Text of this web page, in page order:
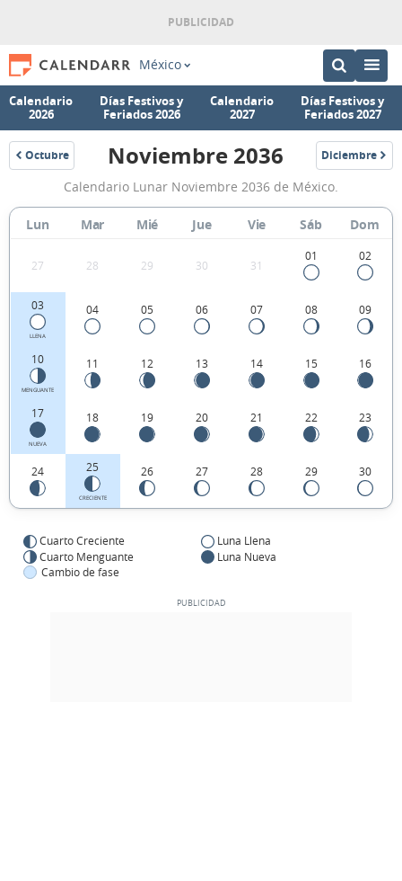
México
Calendario
2026
Días Festivos y
Feriados 2026
Calendario
2027
Días Festivos y
Feriados 2027
Octubre
2036
Calendario
Lunar
Noviembre
México.
Noviembre 2036 Diciembre
2036
Calendario Lunar Noviembre 2036 de México.
Lun Mar Mié Jue Vie Sáb Dom
27 28 29 30 31
01 02
03
LLENA
04 05 06 07 08 09
10
MENGUANTE
11 12 13 14 15 16
17
NUEVA
18 19 20 21 22 23
24 25
CRECIENTE
26 27 28 29 30
Cuarto Creciente
Luna Llena
Cuarto Menguante
Luna Nueva
Cambio de fase